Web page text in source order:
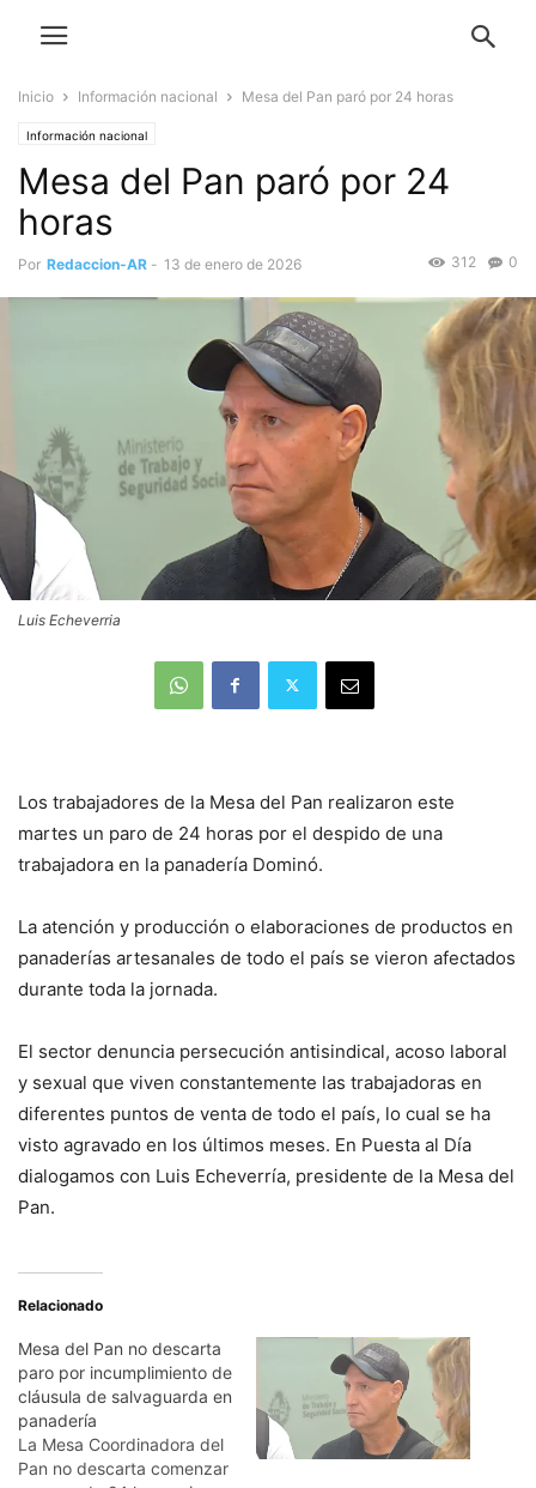
Inicio Información nacional Mesa del Pan paró por 24 horas
Información nacional
Mesa del Pan paró por 24
horas
Por Redaccion-AR - 13 de enero de 2026 0
312
Luis Echeverria
Los trabajadores de la Mesa del Pan realizaron este
martes un paro de 24 horas por el despido de una
trabajadora en la panadería Dominó.
La atención y producción o elaboraciones de productos en
panaderías artesanales de todo el país se vieron afectados
durante toda la jornada.
El sector denuncia persecución antisindical, acoso laboral
y sexual que viven constantemente las trabajadoras en
diferentes puntos de venta de todo el país, lo cual se ha
visto agravado en los últimos meses. En Puesta al Día
dialogamos con Luis Echeverría, presidente de la Mesa del
Pan.
Relacionado
Mesa del Pan no descarta
paro por incumplimiento de
cláusula de salvaguarda en
panadería
La Mesa Coordinadora del
Pan no descarta comenzar